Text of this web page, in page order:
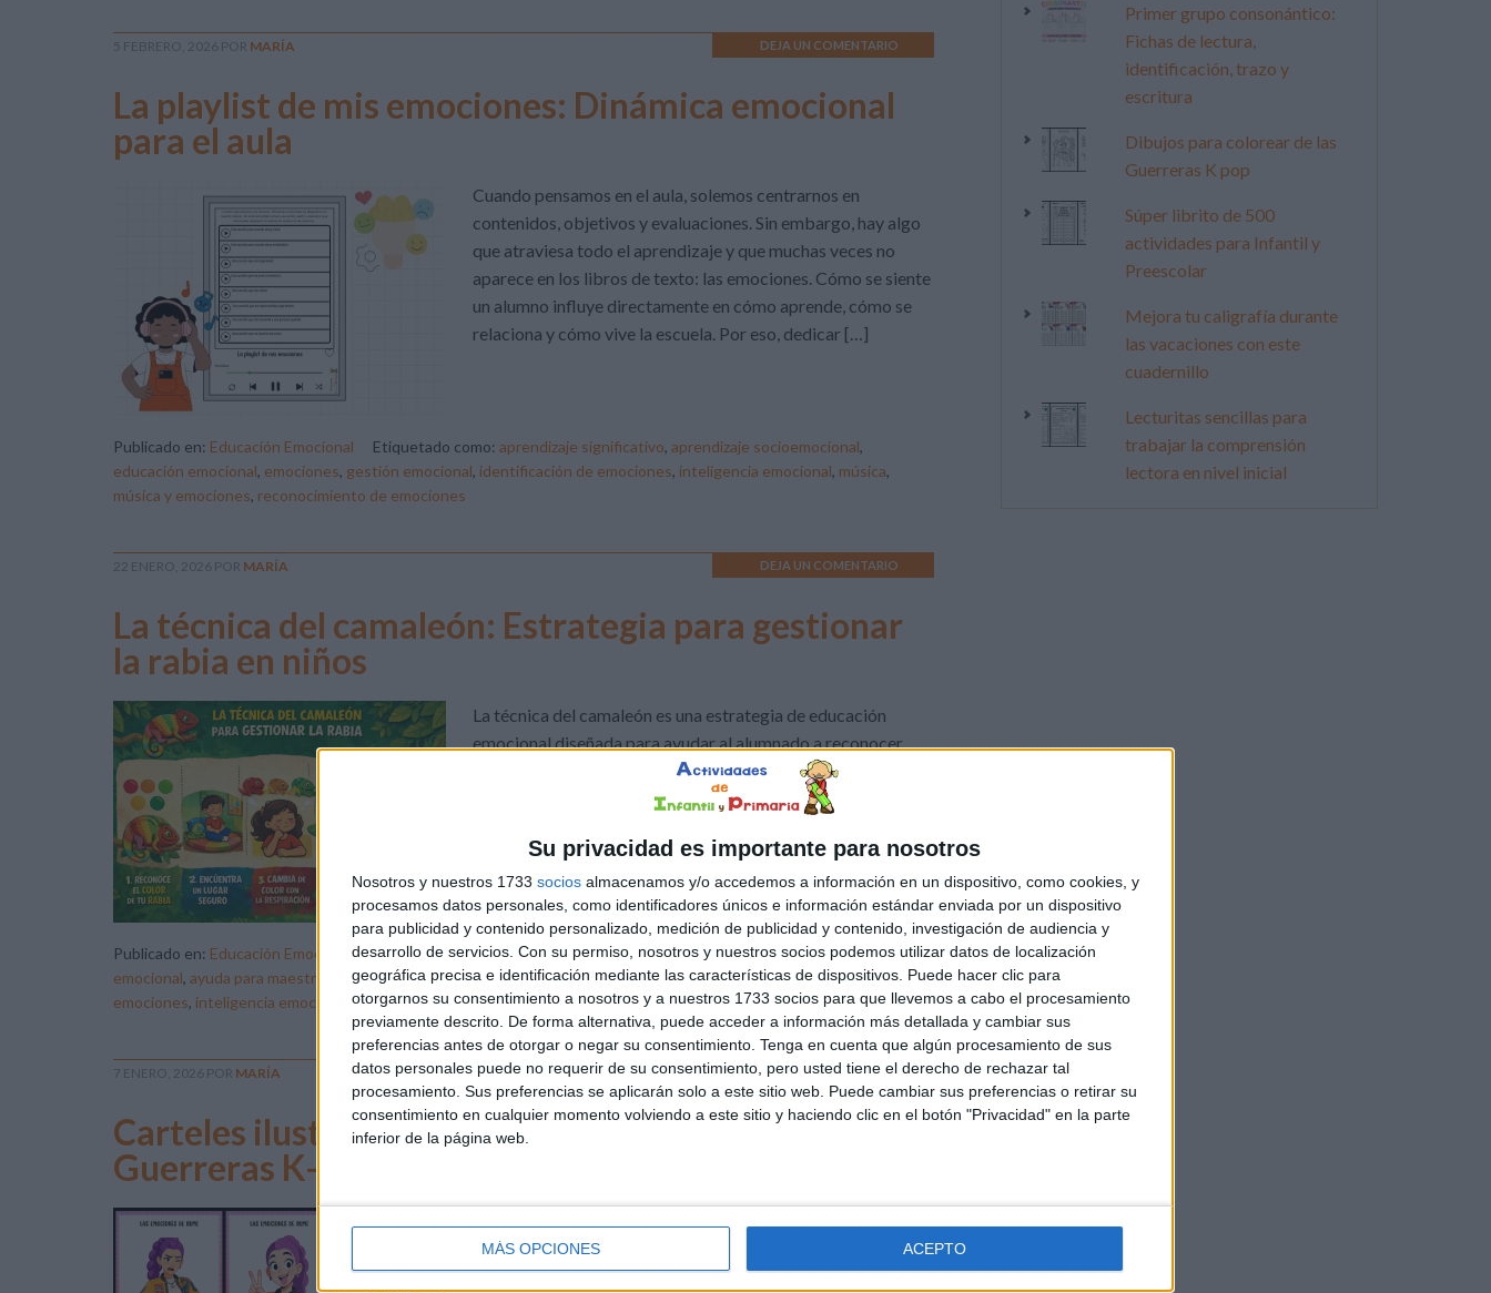
Su privacidad es importante para nosotros
Nosotros y nuestros 1733 socios almacenamos y/o accedemos a información en un dispositivo, como cookies, y
procesamos datos personales, como identificadores únicos e información estándar enviada por un dispositivo
para publicidad y contenido personalizado, medición de publicidad y contenido, investigación de audiencia y
desarrollo de servicios. Con su permiso, nosotros y nuestros socios podemos utilizar datos de localización
geográfica precisa e identificación mediante las características de dispositivos. Puede hacer clic para
otorgarnos su consentimiento a nosotros y a nuestros 1733 socios para que llevemos a cabo el procesamiento
previamente descrito. De forma alternativa, puede acceder a información más detallada y cambiar sus
preferencias antes de otorgar o negar su consentimiento. Tenga en cuenta que algún procesamiento de sus
datos personales puede no requerir de su consentimiento, pero usted tiene el derecho de rechazar tal
procesamiento. Sus preferencias se aplicarán solo a este sitio web. Puede cambiar sus preferencias o retirar su
consentimiento en cualquier momento volviendo a este sitio y haciendo clic en el botón "Privacidad" en la parte
inferior de la página web.
MÁS OPCIONES ACEPTO
5 FEBRERO, 2026 POR MARÍA DEJA UN COMENTARIO
La playlist de mis emociones: Dinámica emocional
para el aula
Cuando pensamos en el aula, solemos centrarnos en
contenidos, objetivos y evaluaciones. Sin embargo, hay algo
que atraviesa todo el aprendizaje y que muchas veces no
aparece en los libros de texto: las emociones. Cómo se siente
un alumno influye directamente en cómo aprende, cómo se
relaciona y cómo vive la escuela. Por eso, dedicar […]
Publicado en: Educación Emocional Etiquetado como: aprendizaje significativo, aprendizaje socioemocional,
educación emocional, emociones, gestión emocional, identificación de emociones, inteligencia emocional, música,
música y emociones, reconocimiento de emociones
22 ENERO, 2026 POR MARÍA DEJA UN COMENTARIO
La técnica del camaleón: Estrategia para gestionar
la rabia en niños
La técnica del camaleón es una estrategia de educación
emocional diseñada para ayudar al alumnado a reconocer,
regular y expresar la rabia de forma adecuada. A través de
una metáfora sencilla y muy visual, el camaleón se convierte
emociones cambian, igual que los […]
Publicado en: Educación Emocional Etiquetado como:aprendizaje basado en las emociones,autorregulación
emocional, ayuda para maestros bienestar emocional, calma,educación emocional,gestión de la rabia, identificación de
emociones, inteligencia emocional ,rabia,reconocimiento de emociones
7 ENERO, 2026 POR MARÍA DEJA UN COMENTARIO
Carteles ilustrativos: Las emociones de las
Guerreras K-POP
Trabajar las emociones en el aula es fundamental,
especialmente en las primeras etapas educativas. Para
hacerlo de una forma cercana y motivadora, hemos creado
Primer grupo consonántico:
Fichas de lectura,
identificación, trazo y
escritura
Dibujos para colorear de las
Guerreras K pop
Súper librito de 500
actividades para Infantil y
Preescolar
Mejora tu caligrafía durante
las vacaciones con este
cuadernillo
Lecturitas sencillas para
trabajar la comprensión
lectora en nivel inicial